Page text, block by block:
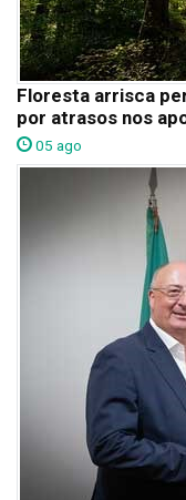
Floresta arrisca
por atrasos nos
05 ago